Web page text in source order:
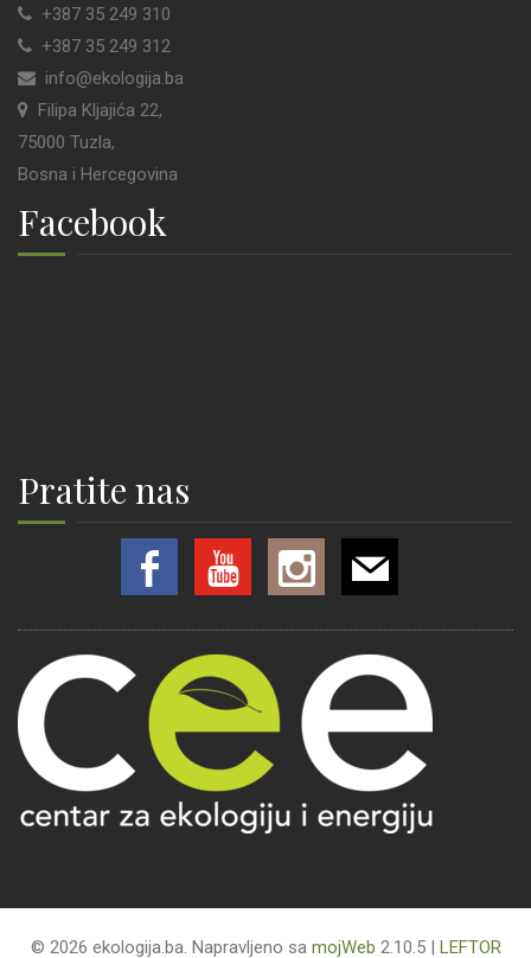
+387 35 249 310
+387 35 249 312
info@ekologija.ba
Filipa Kljajića 22,
75000 Tuzla,
Bosna i Hercegovina
Facebook
Pratite nas
© 2026 ekologija.ba. Napravljeno sa mojWeb 2.10.5 | LEFTOR